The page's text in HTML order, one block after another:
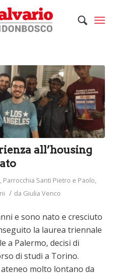
all’housing
, Parrocchia Santi Pietro e Paolo,
/ da Giulia Venco
e sono nato e cresciuto
la laurea triennale
a Palermo, decisi di
di studi a Torino.
molto lontano da